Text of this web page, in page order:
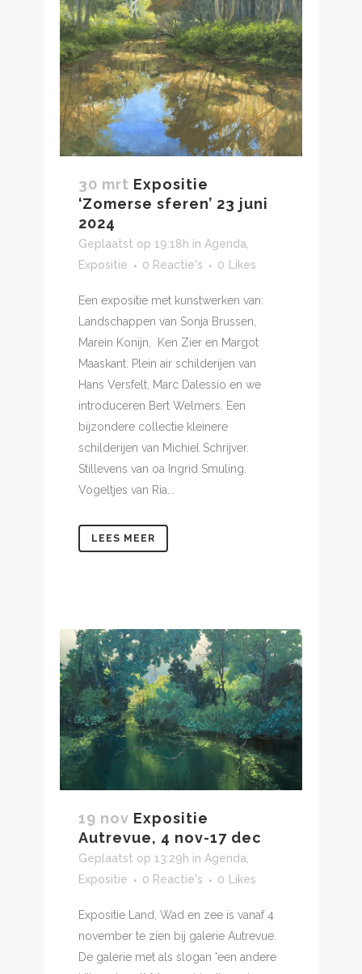
30 mrt Expositie
‘Zomerse sferen’ 23 juni
2024
Geplaatst op 19:18h in Agenda,
Expositie
0 Reactie's 0 Likes
Een expositie met kunstwerken van:
Landschappen van Sonja Brussen,
Marein Konijn, Ken Zier en Margot
Maaskant. Plein air schilderijen van
Hans Versfelt, Marc Dalessio en we
introduceren Bert Welmers. Een
bijzondere collectie kleinere
schilderijen van Michiel Schrijver.
Stillevens van oa Ingrid Smuling.
Vogeltjes van Ria...
LEES MEER
19 nov Expositie
Autrevue, 4 nov-17 dec
Geplaatst op 13:29h in Agenda
Expositie
0 Reactie's 0 Likes
Expositie Land, Wad en zee is vanaf 4
november te zien bij galerie Autrevue.
De galerie met als slogan 'een andere